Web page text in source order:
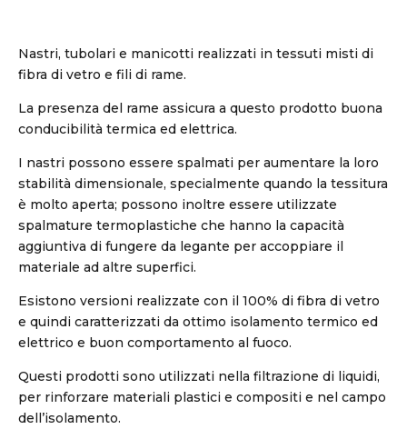
Nastri, tubolari e manicotti realizzati in tessuti misti di
fibra di vetro e fili di rame.
La presenza del rame assicura a questo prodotto buona
conducibilità termica ed elettrica.
I nastri possono essere spalmati per aumentare la loro
stabilità dimensionale, specialmente quando la tessitura
è molto aperta; possono inoltre essere utilizzate
spalmature termoplastiche che hanno la capacità
aggiuntiva di fungere da legante per accoppiare il
materiale ad altre superfici.
Esistono versioni realizzate con il 100% di fibra di vetro
e quindi caratterizzati da ottimo isolamento termico ed
elettrico e buon comportamento al fuoco.
Questi prodotti sono utilizzati nella filtrazione di liquidi,
per rinforzare materiali plastici e compositi e nel campo
dell’isolamento.